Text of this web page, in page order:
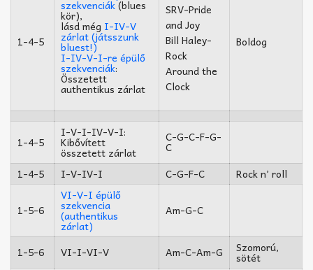
1-4-5
szekvenciák(blues
kör),
lásd még I-IV-V
zárlat (játsszunk
bluest!)
I-IV-V-I-re épülő
szekvenciák:
Összetett
authentikus zárlat
SRV-Pride
and Joy
Bill Haley-
Rock
Around the
Clock
Boldog
1-4-5
I-V-I-IV-V-I:
Kibővített
összetett zárlat
C-G-C-F-G-
C
1-4-5
I-V-IV-I C-G-F-C Rock n’ roll
1-5-6
VI-V-I épülő
szekvencia
(authentikus
zárlat)
Am-G-C
1-5-6 VI-I-VI-V Am-C-Am-G Szomorú,
sötét